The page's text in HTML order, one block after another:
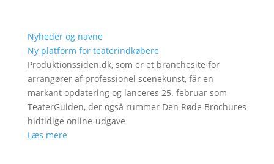
Nyheder og navne
Ny platform for teaterindkøbere
Produktionssiden.dk, som er et branchesite for
arrangører af professionel scenekunst, får en
markant opdatering og lanceres 25. februar som
TeaterGuiden, der også rummer Den Røde Brochures
hidtidige online-udgave
Læs mere